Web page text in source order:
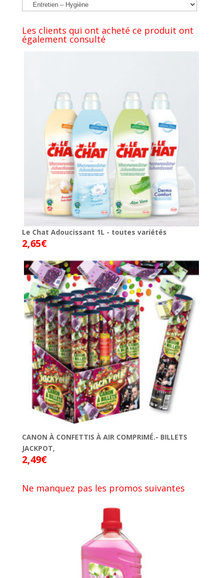
Les clients qui ont acheté ce produit ont
également consulté
Le Chat Adoucissant 1L - toutes variétés
2,65€
CANON À CONFETTIS À AIR COMPRIMÉ.- BILLETS
JACKPOT,
2,49€
Ne manquez pas les promos suivantes